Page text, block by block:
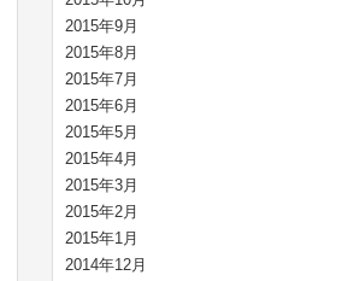
2015年9月
2015年8月
2015年7月
2015年6月
2015年5月
2015年4月
2015年3月
2015年2月
2015年1月
2014年12月